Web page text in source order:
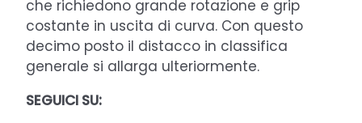
che richiedono grande rotazione e grip
costante in uscita di curva. Con questo
decimo posto il distacco in classifica
generale si allarga ulteriormente.
SEGUICI SU: